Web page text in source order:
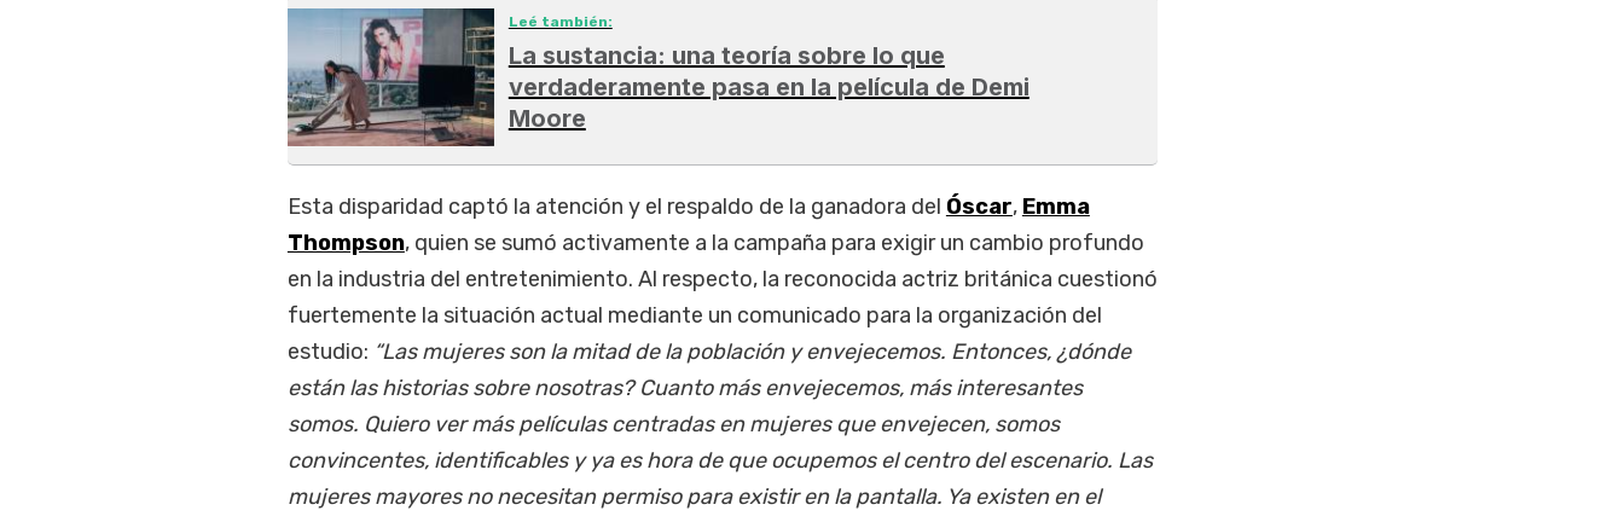
Leé también:
La sustancia: una teoría sobre lo que
verdaderamente pasa en la película de Demi
Moore
Esta disparidad captó la atención y el respaldo de la ganadora del Óscar, Emma
Thompson, quien se sumó activamente a la campaña para exigir un cambio profundo
en la industria del entretenimiento. Al respecto, la reconocida actriz británica cuestionó
fuertemente la situación actual mediante un comunicado para la organización del
estudio: “Las mujeres son la mitad de la población y envejecemos. Entonces, ¿dónde
están las historias sobre nosotras? Cuanto más envejecemos, más interesantes
somos. Quiero ver más películas centradas en mujeres que envejecen, somos
convincentes, identificables y ya es hora de que ocupemos el centro del escenario. Las
mujeres mayores no necesitan permiso para existir en la pantalla. Ya existen en el